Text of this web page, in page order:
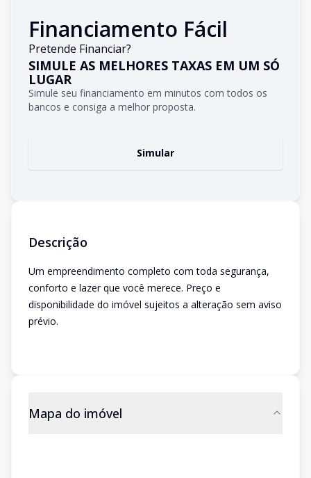
Financiamento Fácil
Pretende Financiar?
SIMULE AS MELHORES TAXAS EM UM SÓ
LUGAR
Simule seu financiamento em minutos com todos os
bancos e consiga a melhor proposta.
Simular
Descrição
Um empreendimento completo com toda segurança,
conforto e lazer que você merece. Preço e
disponibilidade do imóvel sujeitos a alteração sem aviso
prévio.
Mapa do imóvel